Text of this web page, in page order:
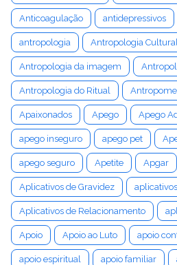
Anticoagulação antidepressivos
antropologia Antropologia
Antropologia da imagem
Antropologia do Ritual
Apaixonados Apego Apego
apego inseguro apego pet
apego seguro Apetite Apgar
Aplicativos de Gravidez
Aplicativos de Relacionamento
Apoio Apoio ao Luto apoio
apoio espiritual apoio familiar